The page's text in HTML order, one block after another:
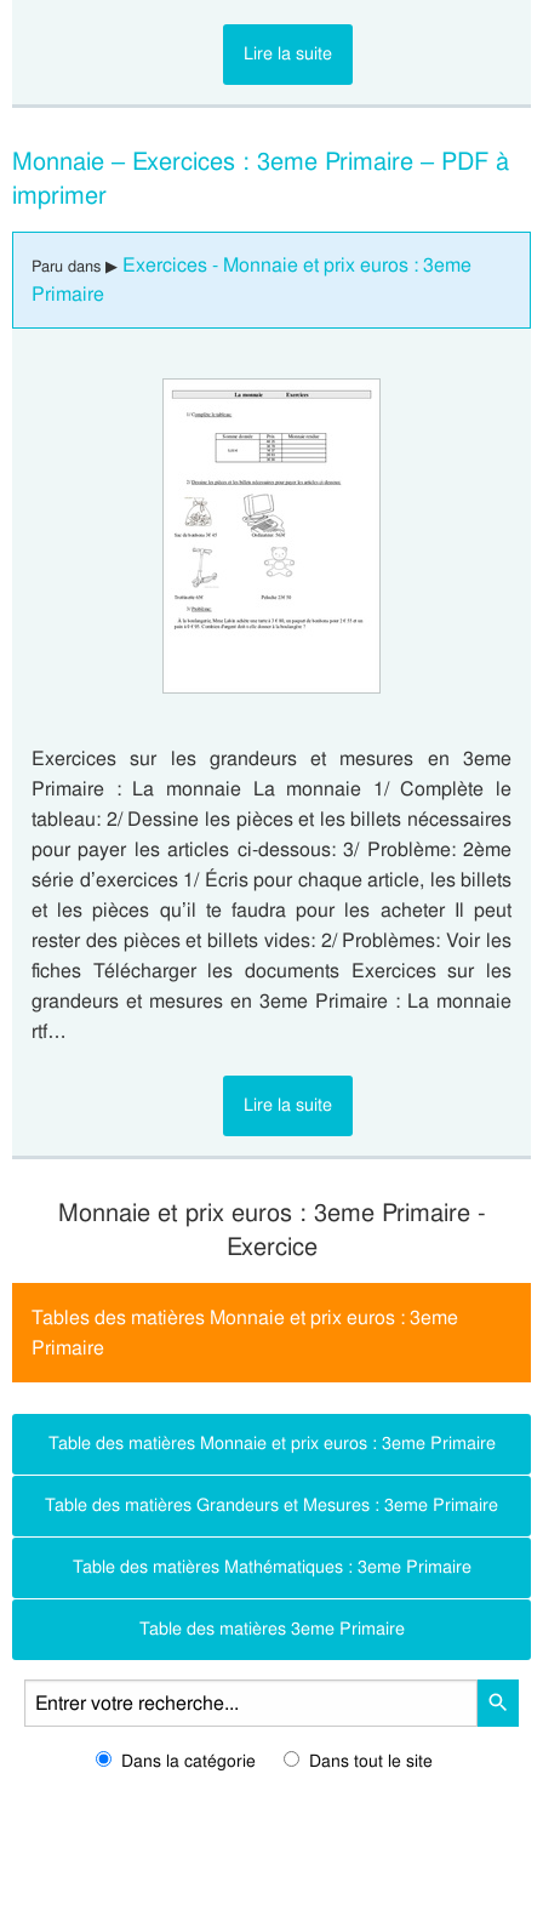
Lire la suite
Monnaie – Exercices : 3eme Primaire – PDF à
imprimer
Paru dans ▶ Exercices - Monnaie et prix euros : 3eme
Primaire
Exercices sur les grandeurs et mesures en 3eme
Primaire : La monnaie La monnaie 1/ Complète le
tableau: 2/ Dessine les pièces et les billets nécessaires
pour payer les articles ci-dessous: 3/ Problème: 2ème
série d’exercices 1/ Écris pour chaque article, les billets
et les pièces qu’il te faudra pour les acheter Il peut
rester des pièces et billets vides: 2/ Problèmes: Voir les
fiches Télécharger les documents Exercices sur les
grandeurs et mesures en 3eme Primaire : La monnaie
rtf…
Lire la suite
Monnaie et prix euros : 3eme Primaire -
Exercice
Tables des matières Monnaie et prix euros : 3eme
Primaire
Table des matières Monnaie et prix euros : 3eme Primaire
Table des matières Grandeurs et Mesures : 3eme Primaire
Table des matières Mathématiques : 3eme Primaire
Table des matières 3eme Primaire
Dans la catégorie Dans tout le site